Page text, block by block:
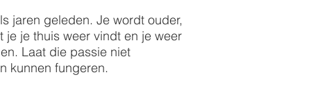
jaren geleden. Je wordt ouder,
je thuis weer vindt en je weer
Laat die passie niet
kunnen fungeren.